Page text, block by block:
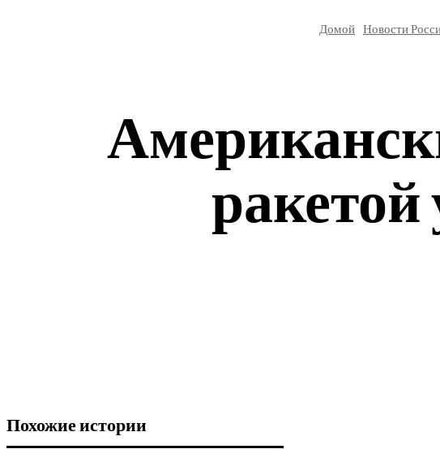
Домой Новости
ракетой
Похожие истории